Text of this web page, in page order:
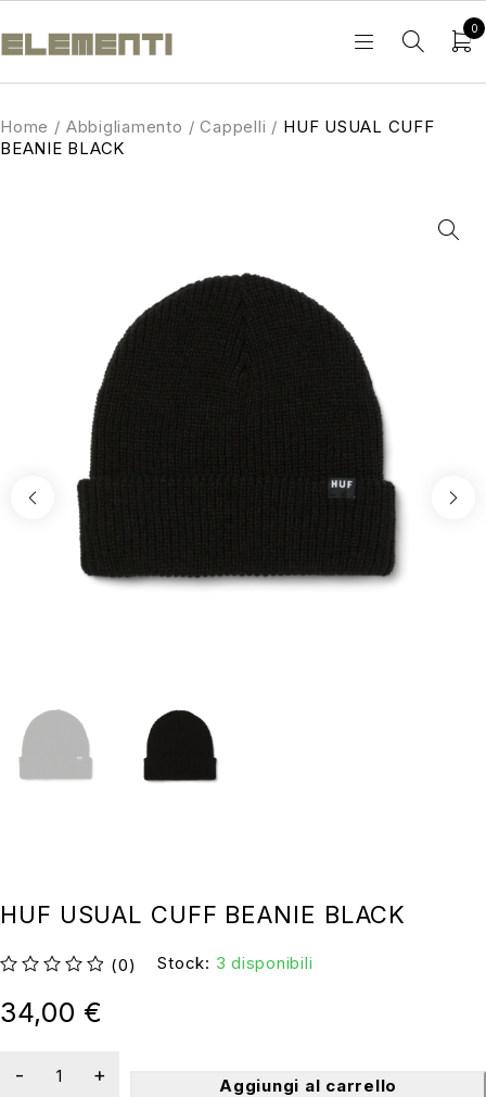
0
Home / Abbigliamento / Cappelli / HUF USUAL CUFF
BEANIE BLACK
HUF USUAL CUFF BEANIE BLACK
(0) Stock: 3 disponibili
34,00 €
Aggiungi al carrello